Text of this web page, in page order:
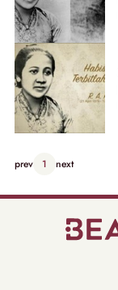
prev 1 next